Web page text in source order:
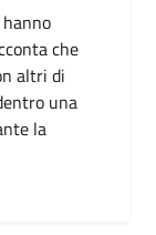
che
altri di
una
la